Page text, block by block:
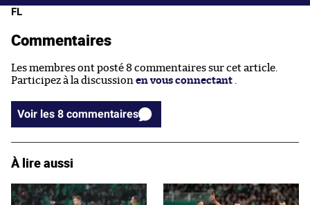
FL
Commentaires
Les membres ont posté 8 commentaires sur cet article.
Participez à la discussion en vous connectant
Voir les 8 commentaires
À lire aussi